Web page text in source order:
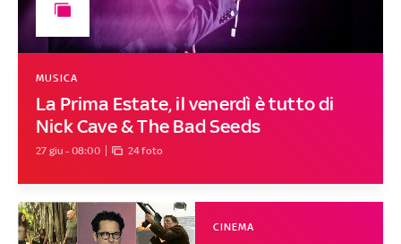
La Prima Estate, il venerdì è tutto di
Nick Cave & The Bad Seeds
MUSICA
27 giu - 08:00 24 foto
CINEMA